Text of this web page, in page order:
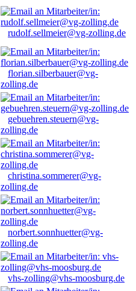
rudolf.sellmeier@vg-zolling.de
florian.silberbauer@vg-
zolling.de
gebuehren.steuern@vg-
zolling.de
christina.sommerer@vg-
zolling.de
norbert.sonnhuetter@vg-
zolling.de
vhs-zolling@vhs-moosburg.de